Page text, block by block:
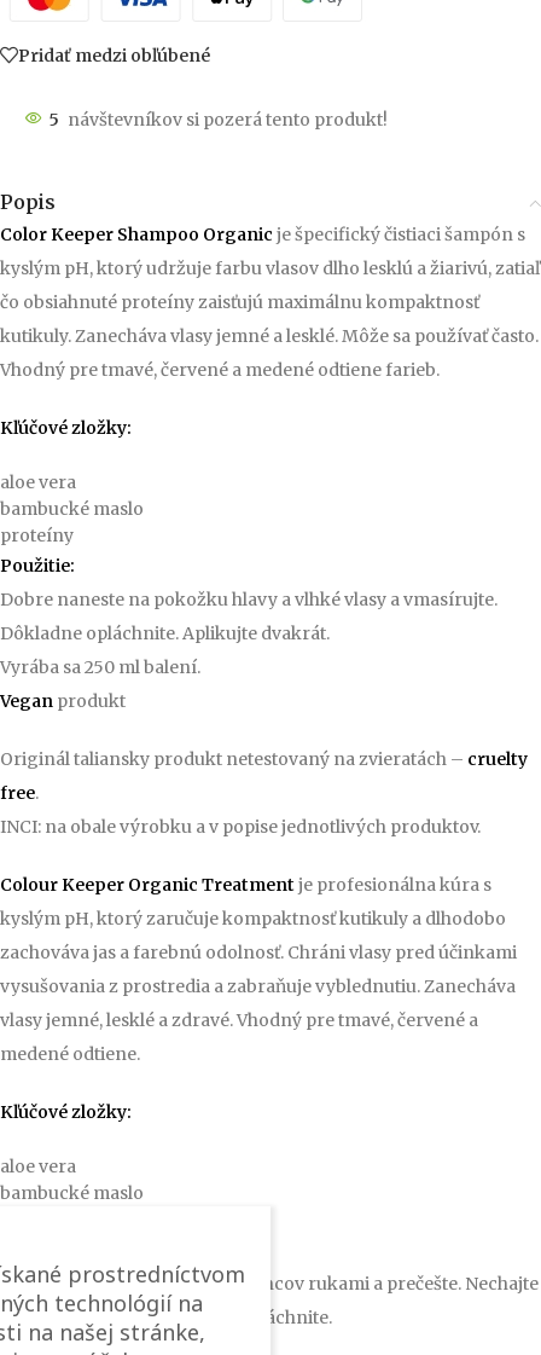
Pridať medzi obľúbené
5 návštevníkov si pozerá tento produkt!
Popis
Color Keeper Shampoo Organic je špecifický čistiaci šampón s
kyslým pH, ktorý udržuje farbu vlasov dlho lesklú a žiarivú, zatiaľ
čo obsiahnuté proteíny zaisťujú maximálnu kompaktnosť
kutikuly. Zanecháva vlasy jemné a lesklé. Môže sa používať často.
Vhodný pre tmavé, červené a medené odtiene farieb.
Kľúčové zložky:
aloe vera
bambucké maslo
proteíny
Použitie:
Dobre naneste na pokožku hlavy a vlhké vlasy a vmasírujte.
Dôkladne opláchnite. Aplikujte dvakrát.
Vyrába sa 250 ml balení.
Vegan produkt
Originál taliansky produkt netestovaný na zvieratách – cruelty
free.
INCI: na obale výrobku a v popise jednotlivých produktov.
Colour Keeper Organic Treatmentje profesionálna kúra s
kyslým pH, ktorý zaručuje kompaktnosť kutikuly a dlhodobo
zachováva jas a farebnú odolnosť. Chráni vlasy pred účinkami
vysušovania z prostredia a zabraňuje vyblednutiu. Zanecháva
vlasy jemné, lesklé a zdravé. Vhodný pre tmavé, červené a
medené odtiene.
Kľúčové zložky:
aloe vera
bambucké maslo
Dobre vmasírujte do dĺžok a koncov rukami a prečešte. Nechajte
pôsobiť 3/5 minút. Dôkladne opláchnite.
prostredníctvom
technológií na
na našej stránke,